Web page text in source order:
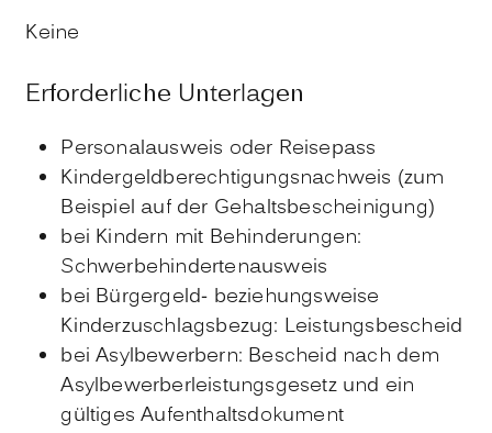
Keine
Erforderliche Unterlagen
Personalausweis oder Reisepass
Kindergeldberechtigungsnachweis (zum
Beispiel auf der Gehaltsbescheinigung)
bei Kindern mit Behinderungen:
Schwerbehindertenausweis
bei Bürgergeld- beziehungsweise
Kinderzuschlagsbezug: Leistungsbescheid
bei Asylbewerbern: Bescheid nach dem
Asylbewerberleistungsgesetz und ein
gültiges Aufenthaltsdokument